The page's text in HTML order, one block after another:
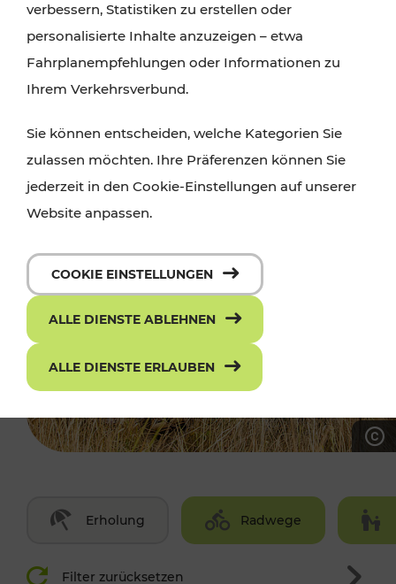
Erholung Radwege
Filter zurücksetzen
verbessern, Statistiken zu erstellen oder
personalisierte Inhalte anzuzeigen – etwa
Fahrplanempfehlungen oder Informationen zu
Ihrem Verkehrsverbund.
Sie können entscheiden, welche Kategorien Sie
zulassen möchten. Ihre Präferenzen können Sie
jederzeit in den Cookie-Einstellungen auf unserer
Website anpassen.
COOKIE EINSTELLUNGEN
ALLE DIENSTE ABLEHNEN
ALLE DIENSTE ERLAUBEN